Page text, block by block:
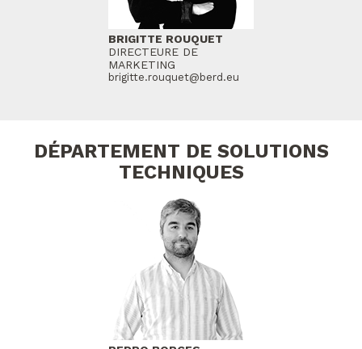
BRIGITTE ROUQUET
DIRECTEURE DE
MARKETING
brigitte.rouquet@berd.eu
DÉPARTEMENT DE SOLUTIONS
TECHNIQUES